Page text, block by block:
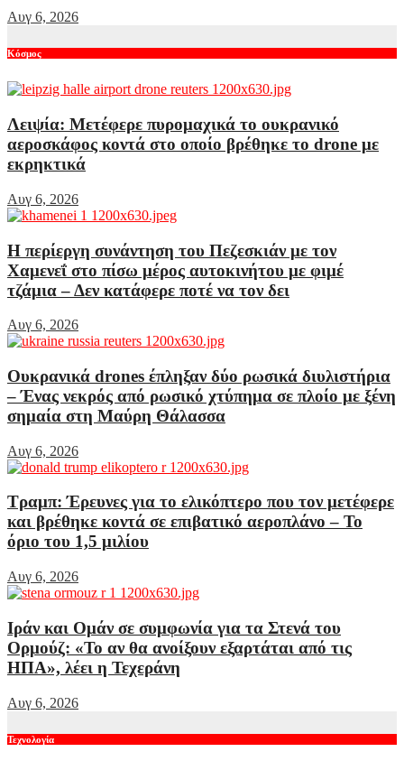
Αυγ 6, 2026
Κόσμος
Λειψία: Μετέφερε πυρομαχικά το ουκρανικό
αεροσκάφος κοντά στο οποίο βρέθηκε το drone με
εκρηκτικά
Αυγ 6, 2026
Η περίεργη συνάντηση του Πεζεσκιάν με τον
Χαμενεΐ στο πίσω μέρος αυτοκινήτου με φιμέ
τζάμια – Δεν κατάφερε ποτέ να τον δει
Αυγ 6, 2026
Ουκρανικά drones έπληξαν δύο ρωσικά διυλιστήρια
– Ένας νεκρός από ρωσικό χτύπημα σε πλοίο με ξένη
σημαία στη Μαύρη Θάλασσα
Αυγ 6, 2026
Τραμπ: Έρευνες για το ελικόπτερο που τον μετέφερε
και βρέθηκε κοντά σε επιβατικό αεροπλάνο – Το
όριο του 1,5 μιλίου
Αυγ 6, 2026
Ιράν και Ομάν σε συμφωνία για τα Στενά του
Ορμούζ: «Το αν θα ανοίξουν εξαρτάται από τις
ΗΠΑ», λέει η Τεχεράνη
Αυγ 6, 2026
Τεχνολογία